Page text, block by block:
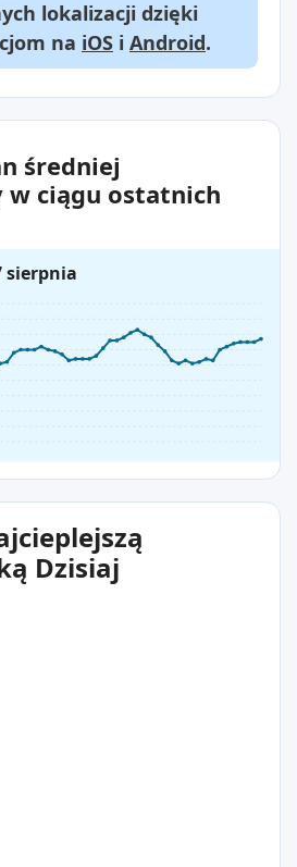
lokalizacji dzięki
na iOS i Android.
średniej
ciągu ostatnich
sierpnia
Dzisiaj